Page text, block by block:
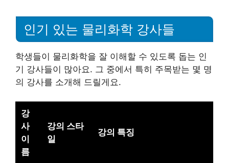
인기 있는 물리화학 강사들
학생들이 물리화학을 잘 이해할 수 있도록 돕는 인
기 강사들이 많아요. 그 중에서 특히 주목받는 몇 명
의 강사를 소개해 드릴게요.
강
사
이
름
강의 스타
일
강의 특징